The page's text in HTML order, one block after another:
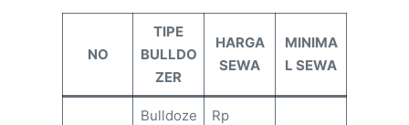
NO
TIPE
BULLDO
ZER
HARGA
SEWA
MINIMA
L SEWA
Bulldoze
Rp